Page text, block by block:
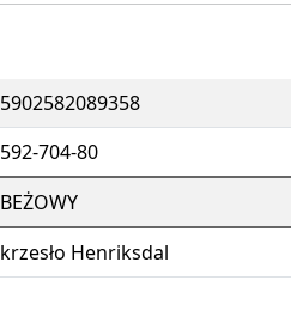
5902582089358
592-704-80
BEŻOWY
krzesło Henriksdal